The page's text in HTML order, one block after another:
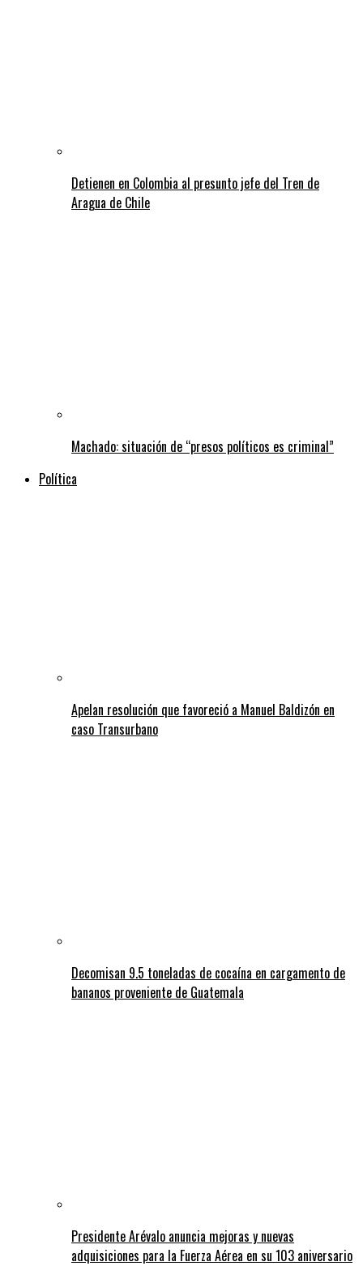
Detienen en Colombia al presunto jefe del Tren de
Aragua de Chile
Machado: situación de “presos políticos es criminal”
Política
Apelan resolución que favoreció a Manuel Baldizón en
caso Transurbano
Decomisan 9.5 toneladas de cocaína en cargamento de
bananos proveniente de Guatemala
Presidente Arévalo anuncia mejoras y nuevas
adquisiciones para la Fuerza Aérea en su 103 aniversario